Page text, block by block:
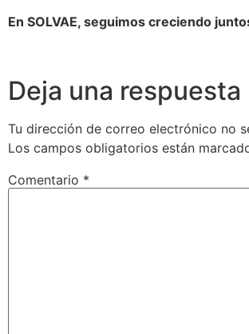
En SOLVAE, seguimos creciendo
Deja una respuesta
Tu dirección de correo electrónico no
Los campos obligatorios están
Comentario *